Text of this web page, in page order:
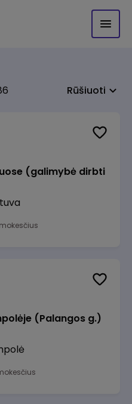
Rūšiuoti
(galimybė dirbti
(Palangos g.)